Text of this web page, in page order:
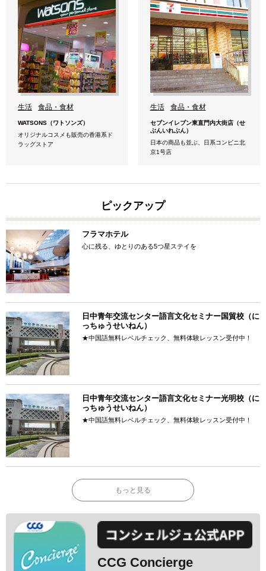
生活 食品・食材
WATSONS（ワトソンズ）
オリジナルコスメも販売の香港系ド
ラッグストア
生活 食品・食材
セブンイレブン東直門内大街店（せ
ぶんいれぶん）
日本の商品も並ぶ、日系コンビニ北
京1号店
ピックアップ
フラマホテル
心に残る、ゆとりのある5つ星ステイを
日中青年交流センター語言文化セミナー国貿校（に
っちゅうせいねん）
★中国語無料レベルチェック、無料体験レッスン受付中！
日中青年交流センター語言文化セミナー光明校（に
っちゅうせいねん）
★中国語無料レベルチェック、無料体験レッスン受付中！
もっと見る
CCG Concierge